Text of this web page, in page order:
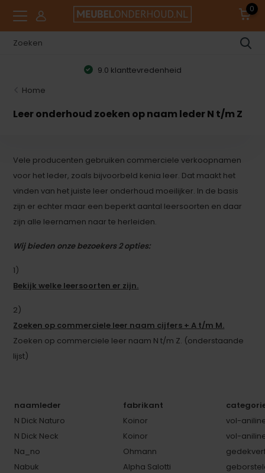
0
9.0 klanttevredenheid
Home
Leer onderhoud zoeken op naam leder N t/m Z
Vele producenten gebruiken commerciele verkoopnamen
voor het leder, zoals bijvoorbeld kenia leer. Dat maakt het
vinden van het juiste leer onderhoud moeilijker. In de basis
zijn er echter maar een beperkt aantal leersoorten en daar
zijn alle leernamen naar te herleiden.
Wij bieden onze bezoekers 2 opties:
1)
Bekijk welke leersoorten er zijn.
2)
Zoeken op commerciele leer naam cijfers + A t/m M.
Zoeken op commerciele leer naam N t/m Z. (onderstaande
lijst)
naamleder fabrikant
N Dick Naturo
Koinor
vol-
N Dick Neck
Koinor
vol-
Na_no
Ohmann
Nabuk
Alpha Salotti